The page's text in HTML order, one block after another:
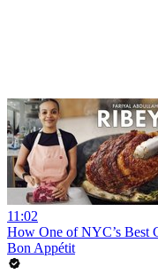
11:02
How One of NYC’s Best
Bon Appétit